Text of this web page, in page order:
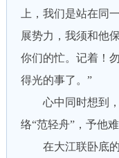
上，我们是站在同
展势力，我须和他
你们的忙。记着！
得光的事了。”
心中同时想到，
络“范轻舟”，予他
在大江联卧底的